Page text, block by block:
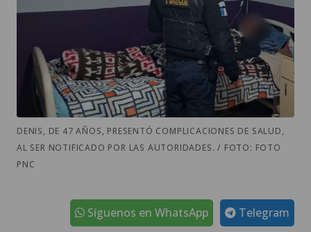
DENIS, DE 47 AÑOS, PRESENTÓ COMPLICACIONES DE SALUD,
AL SER NOTIFICADO POR LAS AUTORIDADES. / FOTO: FOTO
PNC
Telegram
Síguenos en WhatsApp